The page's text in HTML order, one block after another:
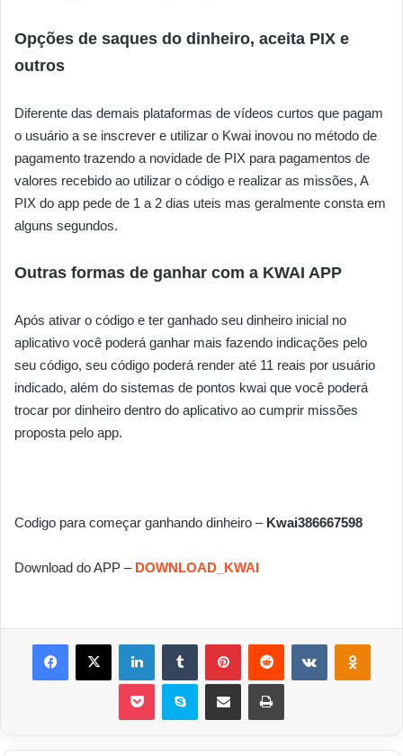
Opções de saques do dinheiro, aceita PIX e
outros
Diferente das demais plataformas de vídeos curtos que pagam
o usuário a se inscrever e utilizar o Kwai inovou no método de
pagamento trazendo a novidade de PIX para pagamentos de
valores recebido ao utilizar o código e realizar as missões, A
PIX do app pede de 1 a 2 dias uteis mas geralmente consta em
alguns segundos.
Outras formas de ganhar com a KWAI APP
Após ativar o código e ter ganhado seu dinheiro inicial no
aplicativo você poderá ganhar mais fazendo indicações pelo
seu código, seu código poderá render até 11 reais por usuário
indicado, além do sistemas de pontos kwai que você poderá
trocar por dinheiro dentro do aplicativo ao cumprir missões
proposta pelo app.
Codigo para começar ganhando dinheiro – Kwai386667598
Download do APP – DOWNLOAD_KWAI
Facebook
X LinkedinTumblr PinterestReddit VK OK
Pocket Skype Compartilhar via e-mail Imprimir